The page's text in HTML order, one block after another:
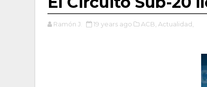
Ramón J. 19 years ago ACB, Actualidad,